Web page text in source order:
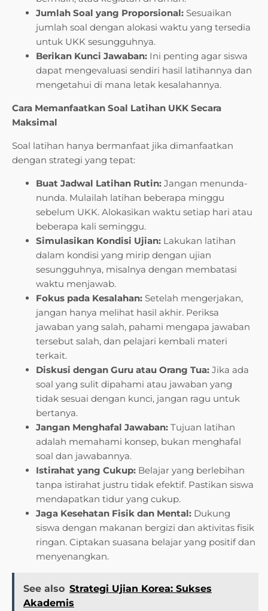
Jumlah Soal yang Proporsional: Sesuaikan
jumlah soal dengan alokasi waktu yang tersedia
untuk UKK sesungguhnya.
Berikan Kunci Jawaban: Ini penting agar siswa
dapat mengevaluasi sendiri hasil latihannya dan
mengetahui di mana letak kesalahannya.
Cara Memanfaatkan Soal Latihan UKK Secara
Maksimal
Soal latihan hanya bermanfaat jika dimanfaatkan
dengan strategi yang tepat:
Buat Jadwal Latihan Rutin: Jangan menunda-
nunda. Mulailah latihan beberapa minggu
sebelum UKK. Alokasikan waktu setiap hari atau
beberapa kali seminggu.
Simulasikan Kondisi Ujian: Lakukan latihan
dalam kondisi yang mirip dengan ujian
sesungguhnya, misalnya dengan membatasi
waktu menjawab.
Fokus pada Kesalahan: Setelah mengerjakan,
jangan hanya melihat hasil akhir. Periksa
jawaban yang salah, pahami mengapa jawaban
tersebut salah, dan pelajari kembali materi
terkait.
Diskusi dengan Guru atau Orang Tua: Jika ada
soal yang sulit dipahami atau jawaban yang
tidak sesuai dengan kunci, jangan ragu untuk
bertanya.
Jangan Menghafal Jawaban: Tujuan latihan
adalah memahami konsep, bukan menghafal
soal dan jawabannya.
Istirahat yang Cukup: Belajar yang berlebihan
tanpa istirahat justru tidak efektif. Pastikan siswa
mendapatkan tidur yang cukup.
Jaga Kesehatan Fisik dan Mental: Dukung
siswa dengan makanan bergizi dan aktivitas fisik
ringan. Ciptakan suasana belajar yang positif dan
menyenangkan.
See also Strategi Ujian Korea: Sukses
Akademis